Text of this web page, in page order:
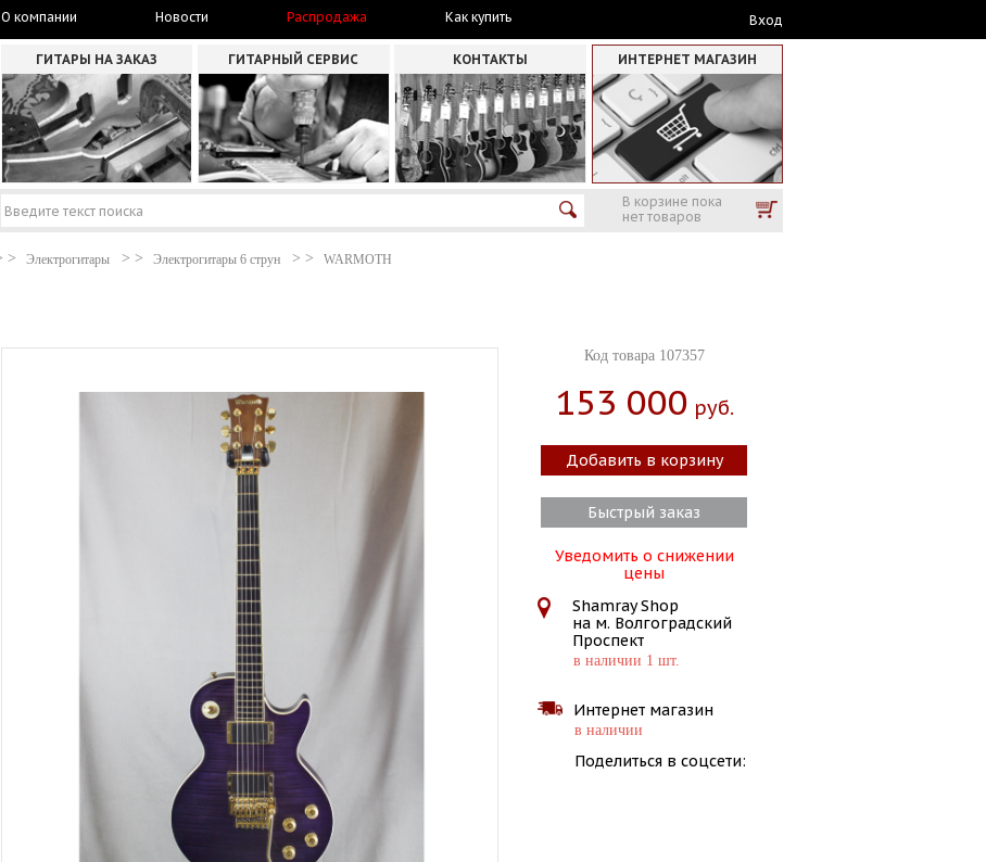
О компании Новости Распродажа Как купить Вход
ГИТАРЫ НА ЗАКАЗ ГИТАРНЫЙ СЕРВИС КОНТАКТЫ ИНТЕРНЕТ МАГАЗИН
В корзине пока
нет товаров
Электрогитары Электрогитары 6 струн WARMOTH
Код товара 107357
153 000 Руб.
Добавить в корзину
Быстрый заказ
Уведомить о снижении
цены
Shamray Shop
на м. Волгоградский
Проспект
в наличии 1 шт.
Интернет магазин
в наличии
Поделиться в соцсети: